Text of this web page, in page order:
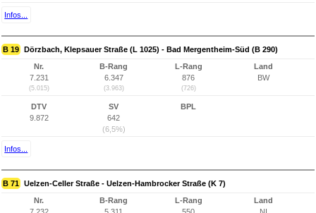
Infos...
B 19 Dörzbach, Klepsauer Straße (L 1025) - Bad Mergentheim-Süd (B 290)
Nr.
7.231
(5.015)
B-Rang
6.347
(3.963)
L-Rang
876
(726)
Land
BW
DTV
9.872
SV
642
(6,5%)
BPL
Infos...
B 71 Uelzen-Celler Straße - Uelzen-Hambrocker Straße (K 7)
Nr.
B-Rang
L-Rang
Land